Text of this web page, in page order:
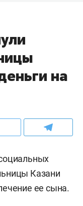
на
Казани
ее сына.